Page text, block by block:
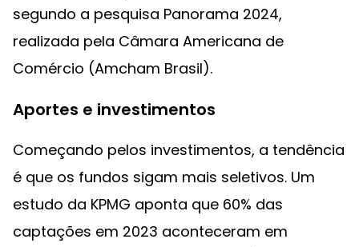
segundo a pesquisa Panorama 2024,
realizada pela Câmara Americana de
Comércio (Amcham Brasil).
Aportes e investimentos
Começando pelos investimentos, a tendência
é que os fundos sigam mais seletivos. Um
estudo da KPMG aponta que 60% das
captações em 2023 aconteceram em